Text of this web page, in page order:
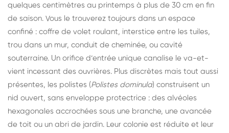
quelques centimètres au printemps à plus de 30 cm en fin
de saison. Vous le trouverez toujours dans un espace
confiné : coffre de volet roulant, interstice entre les tuiles,
trou dans un mur, conduit de cheminée, ou cavité
souterraine. Un orifice d’entrée unique canalise le va-et-
vient incessant des ouvrières. Plus discrètes mais tout aussi
présentes, les polistes (Polistes dominula) construisent un
nid ouvert, sans enveloppe protectrice : des alvéoles
hexagonales accrochées sous une branche, une avancée
de toit ou un abri de jardin. Leur colonie est réduite et leur